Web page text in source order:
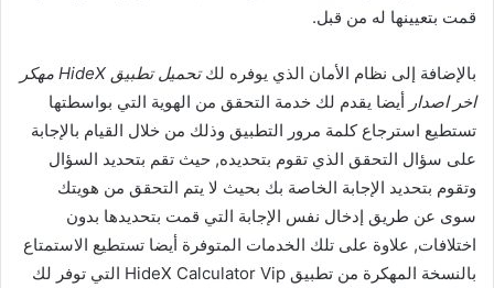
قمت بتعيينها له من قبل.
بالإضافة إلى نظام الأمان الذي يوفره لك
تحميل تطبيق HideX مهكر
اخر اصدار أيضا يقدم لك خدمة التحقق من الهوية التي بواسطتها
تستطيع استرجاع كلمة مرور التطبيق وذلك من خلال القيام بالإجابة
على سؤال التحقق الذي تقوم بتحديده, حيث تقم بتحديد السؤال
وتقوم بتحديد الإجابة الخاصة بك بحيث لا يتم التحقق من هويتك
سوى عن طريق إدخال نفس الإجابة التي قمت بتحديدها بدون
اختلافات, علاوة على تلك الخدمات المتوفرة أيضا تستطيع الاستمتاع
بالنسخة المهكرة من تطبيق HideX Calculator Vip التي توفر لك